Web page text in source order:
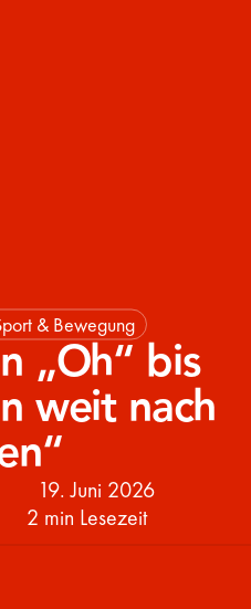
& Bewegung
„Oh“ bis
weit nach
19. Juni 2026
2 min Lesezeit